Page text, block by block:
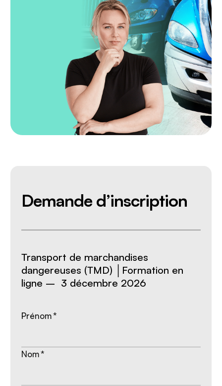
Demande d’inscription
Transport de marchandises
dangereuses (TMD) │Formation en
ligne – 3 décembre 2026
Prénom*
Nom*